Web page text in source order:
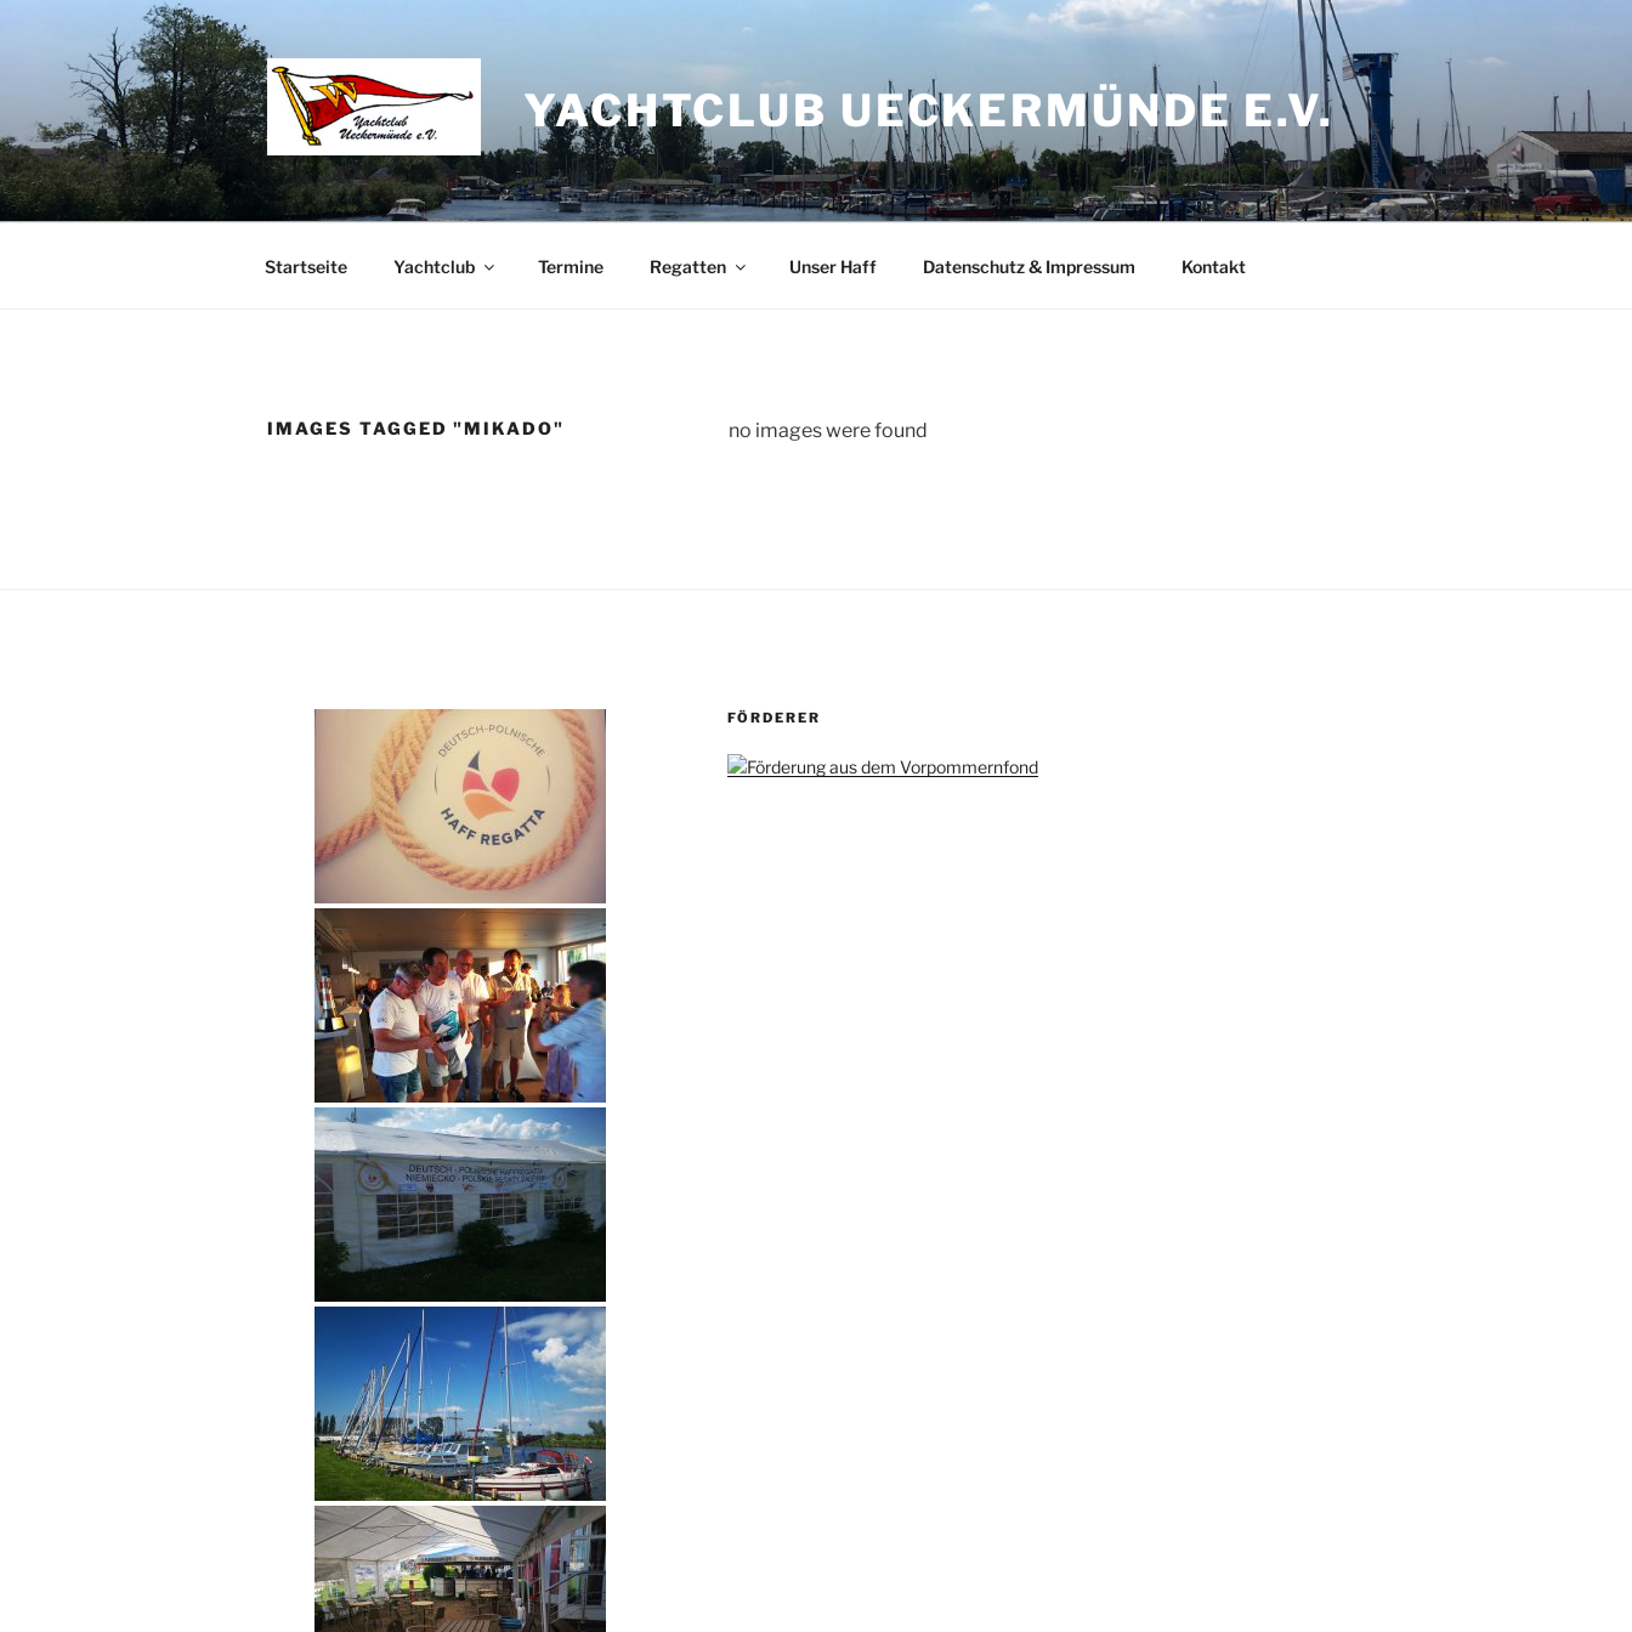
springen
YACHTCLUB UECKERMÜNDE E.V.
Startseite Yachtclub Termine Regatten Unser Haff Datenschutz & Impressum Kontakt
IMAGES TAGGED "MIKADO" no images were found
FÖRDERER